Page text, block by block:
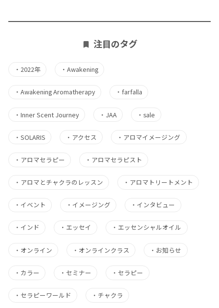
注目のタグ
・ 2022年 ・Awakening
・ Awakening Aromatherapy ・ farfalla
・ Inner Scent Journey ・ JAA ・sale
・ SOLARIS ・ アクセス ・ アロマイメージング
・ アロマセラピー ・ アロマセラピスト
・ アロマとチャクラのレッスン ・ アロマトリートメント
・ イベント ・ イメージング ・ インタビュー
・ インド ・ エッセイ ・ エッセンシャルオイル
・ オンライン ・ オンラインクラス ・ お知らせ
・ カラー ・ セミナー ・ セラピー
・ セラピーワールド ・ チャクラ